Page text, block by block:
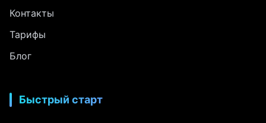
Контакты
Тарифы
Блог
Быстрый старт